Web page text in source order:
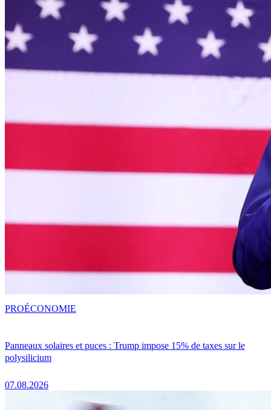
Panneaux solaires et puces : Trump impose 15% de taxes sur le
polysilicium
07.08.2026
PROÉCONOMIE